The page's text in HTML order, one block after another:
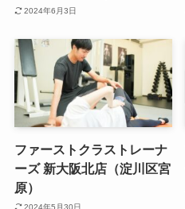
2024年6月3日
ファーストクラストレーナ
ーズ 新大阪北店（淀川区宮
原）
2024年5月30日